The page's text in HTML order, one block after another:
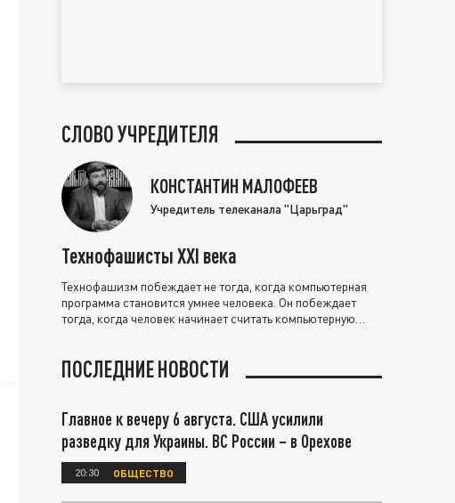
СЛОВО УЧРЕДИТЕЛЯ
КОНСТАНТИН МАЛОФЕЕВ
Учредитель телеканала "Царьград"
Технофашисты XXI века
Технофашизм побеждает не тогда, когда компьютерная
программа становится умнее человека. Он побеждает
тогда, когда человек начинает считать компьютерную
ПОСЛЕДНИЕ НОВОСТИ
Главное к вечеру 6 августа. США усилили
разведку для Украины. ВС России – в Орехове
20:30 ОБЩЕСТВО